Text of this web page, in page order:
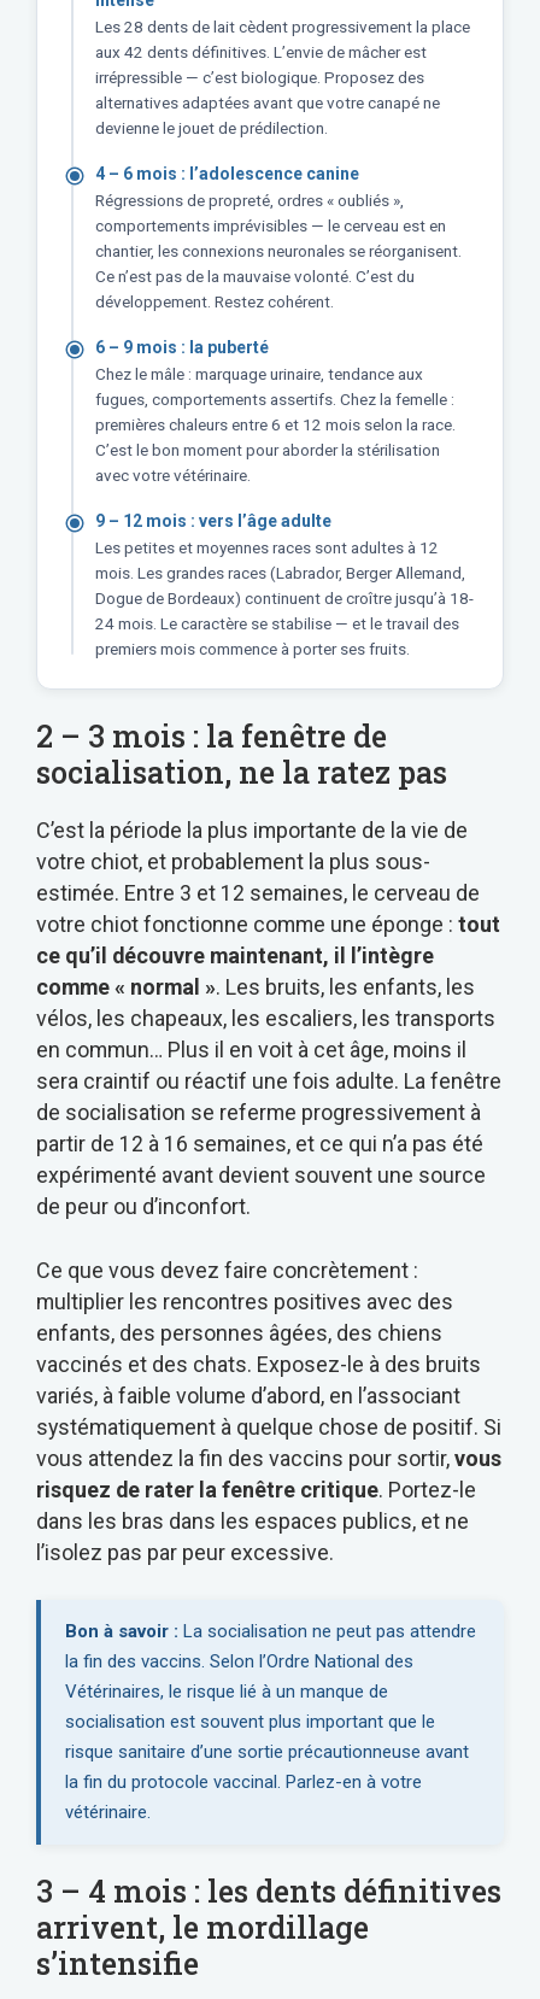
Les 28 dents de lait cèdent progressivement la place
aux 42 dents définitives. L’envie de mâcher est
irrépressible — c’est biologique. Proposez des
alternatives adaptées avant que votre canapé ne
devienne le jouet de prédilection.
4 – 6 mois : l’adolescence canine
Régressions de propreté, ordres « oubliés »,
comportements imprévisibles — le cerveau est en
chantier, les connexions neuronales se réorganisent.
Ce n’est pas de la mauvaise volonté. C’est du
développement. Restez cohérent.
6 – 9 mois : la puberté
Chez le mâle : marquage urinaire, tendance aux
fugues, comportements assertifs. Chez la femelle :
premières chaleurs entre 6 et 12 mois selon la race.
C’est le bon moment pour aborder la stérilisation
avec votre vétérinaire.
9 – 12 mois : vers l’âge adulte
Les petites et moyennes races sont adultes à 12
mois. Les grandes races (Labrador, Berger Allemand,
Dogue de Bordeaux) continuent de croître jusqu’à 18-
24 mois. Le caractère se stabilise — et le travail des
premiers mois commence à porter ses fruits.
2 – 3 mois : la fenêtre de
socialisation, ne la ratez pas
C’est la période la plus importante de la vie de
votre chiot, et probablement la plus sous-
estimée. Entre 3 et 12 semaines, le cerveau de
votre chiot fonctionne comme une éponge : tout
ce qu’il découvre maintenant, il l’intègre
comme « normal ». Les bruits, les enfants, les
vélos, les chapeaux, les escaliers, les transports
en commun… Plus il en voit à cet âge, moins il
sera craintif ou réactif une fois adulte. La fenêtre
de socialisation se referme progressivement à
partir de 12 à 16 semaines, et ce qui n’a pas été
expérimenté avant devient souvent une source
de peur ou d’inconfort.
Ce que vous devez faire concrètement :
multiplier les rencontres positives avec des
enfants, des personnes âgées, des chiens
vaccinés et des chats. Exposez-le à des bruits
variés, à faible volume d’abord, en l’associant
systématiquement à quelque chose de positif. Si
vous attendez la fin des vaccins pour sortir,vous
risquez de rater la fenêtre critique. Portez-le
dans les bras dans les espaces publics, et ne
l’isolez pas par peur excessive.
Bon à savoir : La socialisation ne peut pas attendre
la fin des vaccins. Selon l’Ordre National des
Vétérinaires, le risque lié à un manque de
socialisation est souvent plus important que le
risque sanitaire d’une sortie précautionneuse avant
la fin du protocole vaccinal. Parlez-en à votre
vétérinaire.
3 – 4 mois : les dents définitives
arrivent, le mordillage
s’intensifie